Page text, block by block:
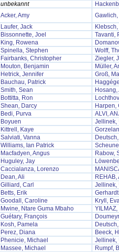
unbekannt
Acker, Amy
Laufer, Jack
Bissonnette, Joel
Tavanti,
King, Rowena
Spinella, Stephen
Wolff,
Fairbanks, Christopher
Ziegler,
Mouton, Benjamin
Müller,
Hetrick, Jennifer
Groß,
Bauchau, Patrick
Smith, Sean
Bottitta, Ron
Shean, Darcy
Harpen,
Bedi, Purva
ALVI,
Boyuen
Jellinek,
Kittrell, Kaye
Salviati, Vanna
Williams, Ian Patrick
Macfadyen, Angus
Rabow,
Huguley, Jay
Caccialanza, Lorenzo
Dean, Ali
REHAB,
Gilliard, Carl
Jellinek,
Betts, Erik
Goodall, Caroline
Kryll,
Mwine, Ntare Guma Mbaho
Guétary, François
Kosh, Pamela
Perez, Diana
Beeck,
Phenicie, Michael
Jellinek,
Massee, Michael
Rumpf,